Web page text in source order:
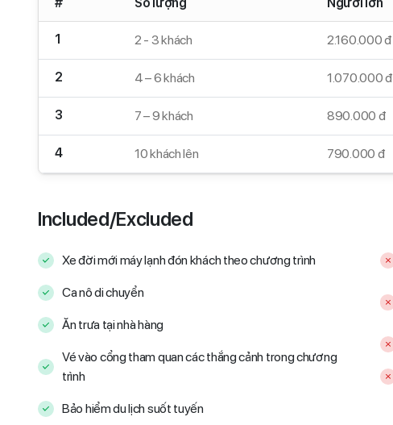
1 2 - 3 khách 2.160.000 đ
2 4 – 6 khách 1.070.000 đ
3 7 – 9 khách 890.000 đ
4 10 khách lên 790.000 đ
Included/Excluded
Xe đời mới máy lạnh đón khách theo chương trình
Ca nô di chuyển
Ăn trưa tại nhà hàng
Vé vào cổng tham quan các thắng cảnh trong chương
trình
Bảo hiểm du lịch suốt tuyến